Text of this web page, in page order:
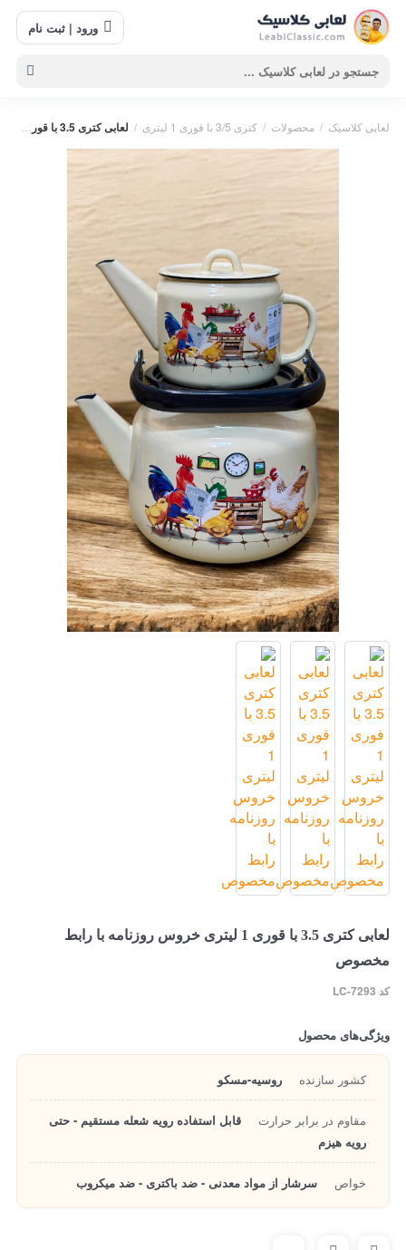
ورود | ثبت نام
لعابی کلاسیک / محصولات / کتری 3/5 با قوری 1 لیتری / لعابی کتری 3.5 با قوری 1 لیتری خروس روزنامه با رابط مخصوص
,کتری قوری,
لعابی کتری 3.5 با قوری 1 لیتری خروس روزنامه با رابط
مخصوص
کد LC-7293
ویژگی‌های محصول
کشور سازنده روسیه-مسکو
مقاوم در برابر حرارت
قابل استفاده رویه شعله مستقیم - حتی
رویه هیزم
خواص سرشار از مواد معدنی - ضد باکتری - ضد میکروب